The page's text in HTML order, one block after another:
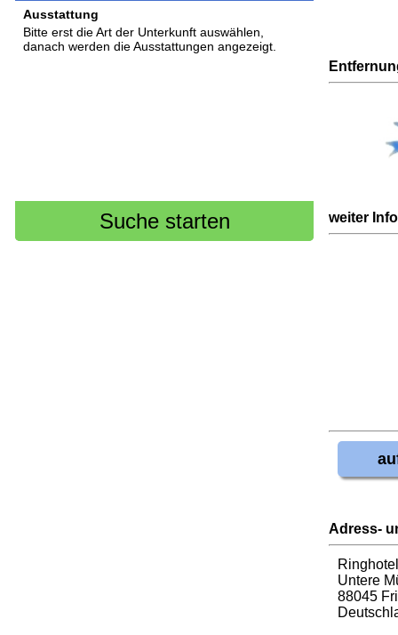
Ausstattung
Bitte erst die Art der Unterkunft auswählen,
danach werden die Ausstattungen angezeigt.
weiter
Adress-
Untere
88045